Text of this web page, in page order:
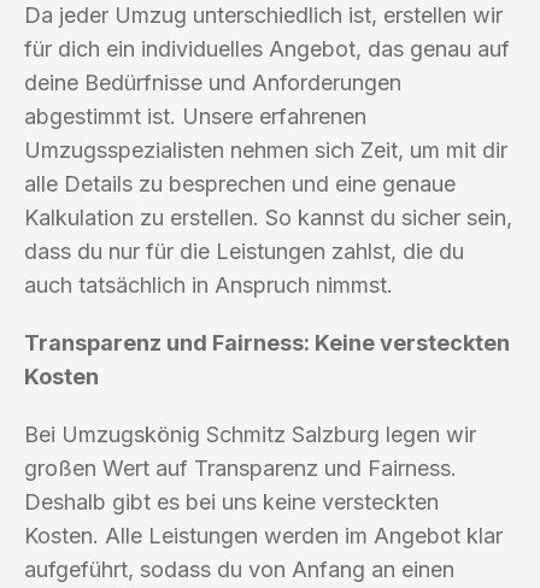
Da jeder Umzug unterschiedlich ist, erstellen wir
für dich ein individuelles Angebot, das genau auf
deine Bedürfnisse und Anforderungen
abgestimmt ist. Unsere erfahrenen
Umzugsspezialisten nehmen sich Zeit, um mit dir
alle Details zu besprechen und eine genaue
Kalkulation zu erstellen. So kannst du sicher sein,
dass du nur für die Leistungen zahlst, die du
auch tatsächlich in Anspruch nimmst.
Transparenz und Fairness: Keine versteckten
Kosten
Bei Umzugskönig Schmitz Salzburg legen wir
großen Wert auf Transparenz und Fairness.
Deshalb gibt es bei uns keine versteckten
Kosten. Alle Leistungen werden im Angebot klar
aufgeführt, sodass du von Anfang an einen